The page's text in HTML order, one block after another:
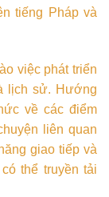
tiếng Pháp và
việc phát triển
lịch sử. Hướng
về các điểm
liên quan
giao tiếp và
thể truyền tải